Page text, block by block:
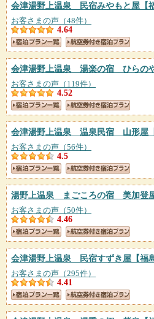
会津湯野上温泉 民宿みやもと屋 【
お客さまの声（48件）
4.64
会津湯野上温泉 湯楽の宿 ひらの
お客さまの声（119件）
4.52
会津湯野上温泉 温泉民宿 山形屋
お客さまの声（56件）
4.5
湯野上温泉 まごころの宿 美加登
お客さまの声（50件）
4.46
会津湯野上温泉 民宿すずき屋 【福
お客さまの声（295件）
4.41